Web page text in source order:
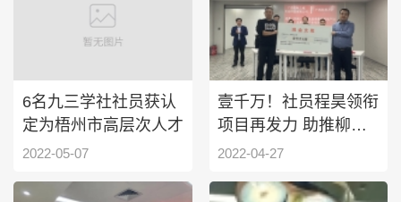
6名九三学社社员获认
定为梧州市高层次人才
2022-05-07
壹千万！社员程昊领衔
项目再发力 助推柳州
螺蛳粉升级
2022-04-27